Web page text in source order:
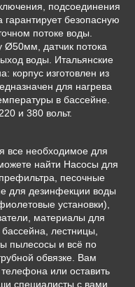
подсоединения
гарантирует безопасную
потоке воды.
Ø50мм, датчик потока
воды. Итальянские
корпус изготовлен из
для нагрева
в бассейне.
и 380 вольт.
все необходимое для
найти Насосы для
песочные
для дезинфекции воды
установки),
материалы для
лестницы,
пылесосы и всё по
обвязке. Вам
или оставить
специалисты с вами